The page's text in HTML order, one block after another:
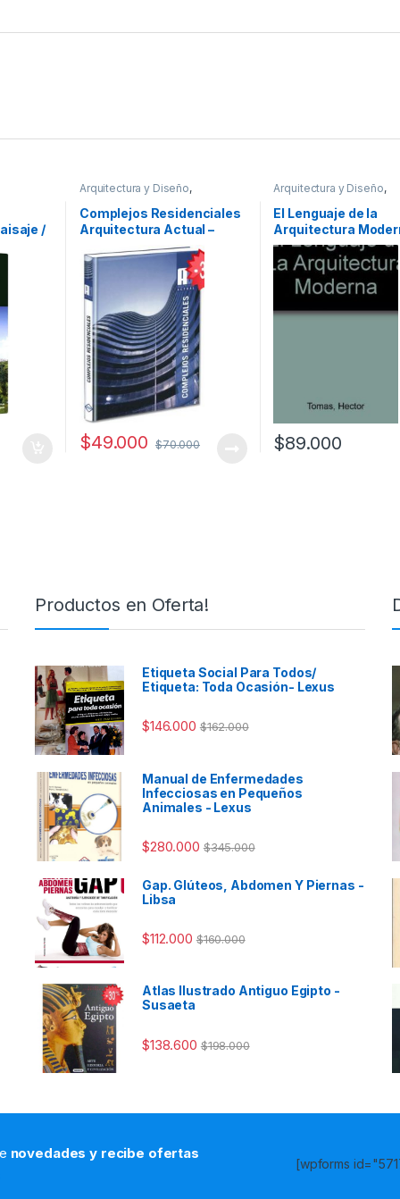
/
–
Arquitectura y Diseño,
Arquitectura y Urbanismo
Decoración,Diseño,Ofertas,
Profesionales y tecnicos
Complejos Residenciales
Arquitectura Actual –
$49.000 $70.000
Arquitectura y Diseño,
Arquitectura y
Diseño,Profesionales y
tecnicos
El Lenguaje de la
Arquitectura
$89.000
Productos en Oferta!
Etiqueta Social Para Todos/
Etiqueta: Toda Ocasión- Lexus
$146.000 $162.000
Manual de Enfermedades
Infecciosas en Pequeños
Animales - Lexus
$280.000 $345.000
Gap. Glúteos, Abdomen Y Piernas -
Libsa
$112.000 $160.000
Atlas Ilustrado Antiguo Egipto -
Susaeta
$138.600 $198.000
novedades y recibe ofertas
[wpforms